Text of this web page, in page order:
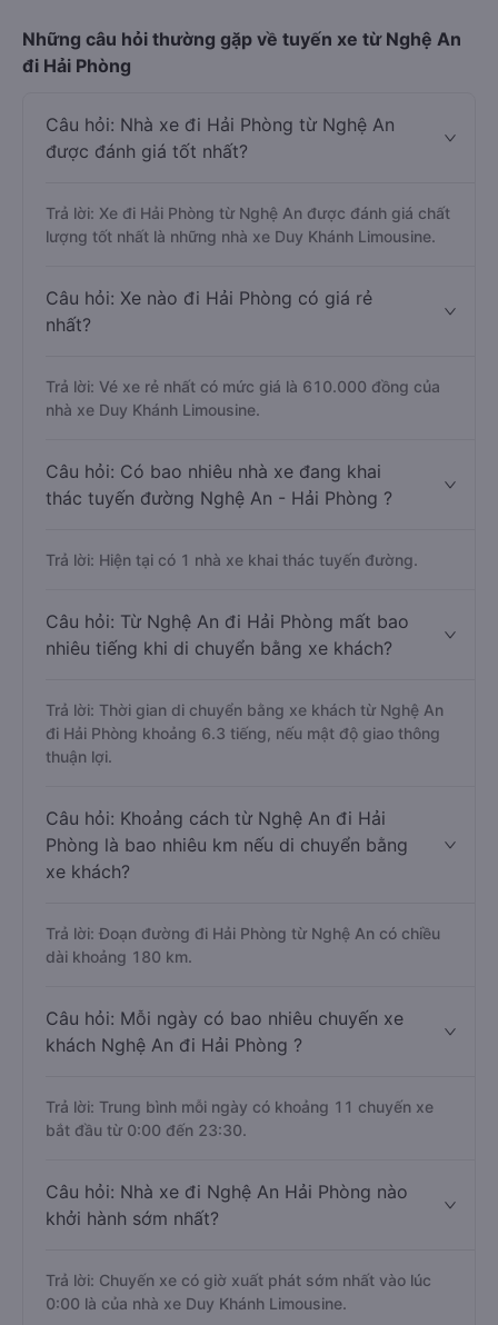
Những câu hỏi thường gặp về tuyến xe từ Nghệ An
đi Hải Phòng
Câu hỏi: Nhà xe đi Hải Phòng từ Nghệ An
được đánh giá tốt nhất?
Trả lời: Xe đi Hải Phòng từ Nghệ An được đánh giá chất
lượng tốt nhất là những nhà xe Duy Khánh Limousine.
Câu hỏi: Xe nào đi Hải Phòng có giá rẻ
nhất?
Trả lời: Vé xe rẻ nhất có mức giá là 610.000 đồng của
nhà xe Duy Khánh Limousine.
Câu hỏi: Có bao nhiêu nhà xe đang khai
thác tuyến đường Nghệ An - Hải Phòng ?
Trả lời: Hiện tại có 1 nhà xe khai thác tuyến đường.
Câu hỏi: Từ Nghệ An đi Hải Phòng mất bao
nhiêu tiếng khi di chuyển bằng xe khách?
Trả lời: Thời gian di chuyển bằng xe khách từ Nghệ An
đi Hải Phòng khoảng 6.3 tiếng, nếu mật độ giao thông
thuận lợi.
Câu hỏi: Khoảng cách từ Nghệ An đi Hải
Phòng là bao nhiêu km nếu di chuyển bằng
xe khách?
Trả lời: Đoạn đường đi Hải Phòng từ Nghệ An có chiều
dài khoảng 180 km.
Câu hỏi: Mỗi ngày có bao nhiêu chuyến xe
khách Nghệ An đi Hải Phòng ?
Trả lời: Trung bình mỗi ngày có khoảng 11 chuyến xe
bắt đầu từ 0:00 đến 23:30.
Câu hỏi: Nhà xe đi Nghệ An Hải Phòng nào
khởi hành sớm nhất?
Trả lời: Chuyến xe có giờ xuất phát sớm nhất vào lúc
0:00 là của nhà xe Duy Khánh Limousine.